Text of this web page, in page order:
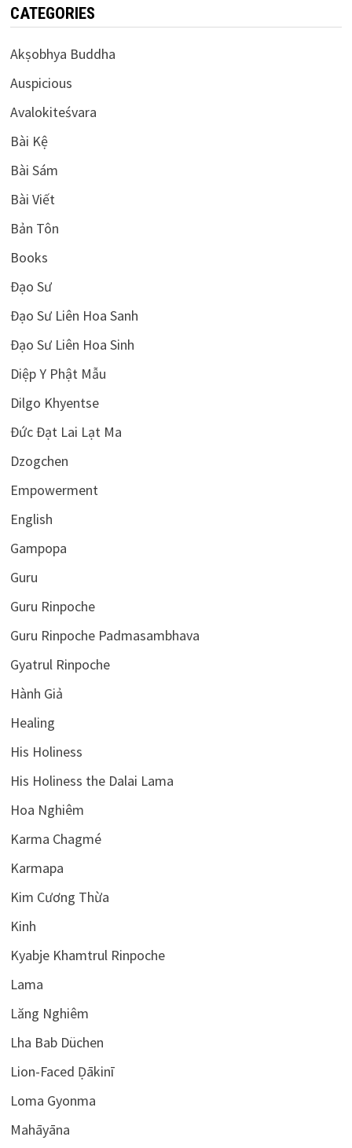
CATEGORIES
Akṣobhya Buddha
Auspicious
Avalokiteśvara
Bài Kệ
Bài Sám
Bài Viết
Bản Tôn
Books
Đạo Sư
Đạo Sư Liên Hoa Sanh
Đạo Sư Liên Hoa Sinh
Diệp Y Phật Mẫu
Dilgo Khyentse
Đức Đạt Lai Lạt Ma
Dzogchen
Empowerment
English
Gampopa
Guru
Guru Rinpoche
Guru Rinpoche Padmasambhava
Gyatrul Rinpoche
Hành Giả
Healing
His Holiness
His Holiness the Dalai Lama
Hoa Nghiêm
Karma Chagmé
Karmapa
Kim Cương Thừa
Kinh
Kyabje Khamtrul Rinpoche
Lama
Lăng Nghiêm
Lha Bab Düchen
Lion-Faced Ḍākinī
Loma Gyonma
Mahāyāna